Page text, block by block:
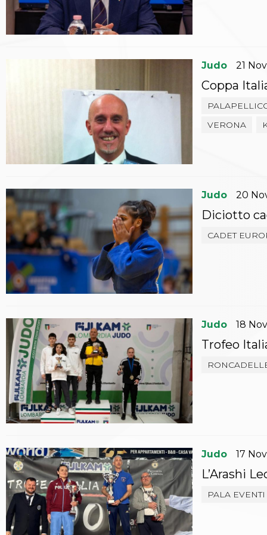
Archivio eventi
Dove siamo
Comitati Regionali
La Federazione
Cerca Società Sportive
Rassegna stampa
Pubblicazioni FIJLKAM
Libreria FIJLKAM
Athlon.net
Rivista ATHLON
Galleria Fotografica
Partners
Trasparenza
FIJLKAM trasparente
Amministrazione
Avvisi
Gare d’Appalto
Whistleblowing
Judo
La disciplina
Attività Didattica
Gare e Risultati
Albi Federali
Arbitri
Lotta
La disciplina
News
Gare e Risultati
Karate
La disciplina
News
Gare e Risultati
Attività Didattica
Albi Federali
Judo 21
Coppa
VERONA
Judo 20
Diciotto
CADET
Judo 18
Trofeo
Judo 17
L’Arashi
PALA EVENTI